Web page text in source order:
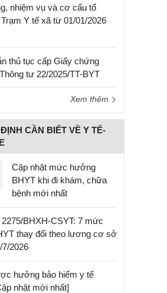
nhiệm vụ và cơ cấu tổ
Y tế xã từ 01/01/2026
thủ tục cấp Giấy chứng
tư 22/2025/TT-BYT
Xem thêm
CẦN BIẾT VỀ Y TẾ-
Cập nhật mức hưởng
BHYT khi đi khám, chữa
bệnh mới nhất
BHXH-CSYT: 7 mức
thay đổi theo lương cơ sở
2026
hưởng bảo hiểm y tế
nhật mới nhất]